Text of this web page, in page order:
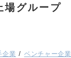
場グループ
企業 ベンチャー企業